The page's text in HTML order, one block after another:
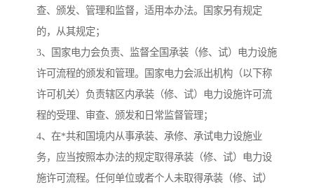
查、颁发、管理和监督，适用本办法。国家另有规定
的，从其规定；
3、国家电力会负责、监督全国承装（修、试）电力设施
许可流程的颁发和管理。国家电力会派出机构（以下称
许可机关）负责辖区内承装（修、试）电力设施许可流
程的受理、审查、颁发和日常监督管理；
4、在*共和国境内从事承装、承修、承试电力设施业
务，应当按照本办法的规定取得承装（修、试）电力设
施许可流程。任何单位或者个人未取得承装（修、试）